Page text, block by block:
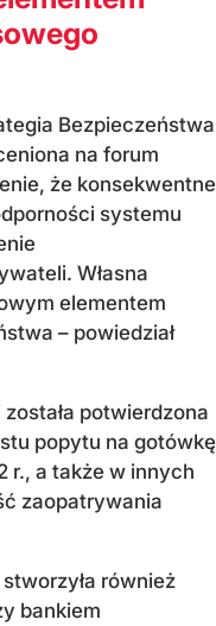
Bezpieczeństwa
na forum
że konsekwentne
systemu
Własna
elementem
– powiedział
potwierdzona
popytu na gotówkę
r., a także w innych
zaopatrywania
również
bankiem